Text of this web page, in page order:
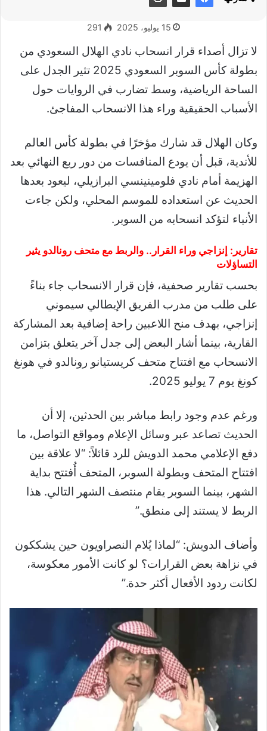
15 يوليو، 2025 291
لا تزال أصداء قرار انسحاب نادي الهلال السعودي من
بطولة كأس السوبر السعودي 2025 تثير الجدل على
الساحة الرياضية، وسط تضارب في الروايات حول
الأسباب الحقيقية وراء هذا الانسحاب المفاجئ.
وكان الهلال قد شارك مؤخرًا في بطولة كأس العالم
للأندية، قبل أن يودع المنافسات من دور ربع النهائي بعد
الهزيمة أمام نادي فلومينينسي البرازيلي، ليعود بعدها
الحديث عن استعداده للموسم المحلي، ولكن جاءت
الأنباء لتؤكد انسحابه من السوبر.
تقارير: إنزاجي وراء القرار.. والربط مع متحف رونالدو يثير
التساؤلات
بحسب تقارير صحفية، فإن قرار الانسحاب جاء بناءً
على طلب من مدرب الفريق الإيطالي سيموني
إنزاجي، بهدف منح اللاعبين راحة إضافية بعد المشاركة
القارية، بينما أشار البعض إلى جدل آخر يتعلق بتزامن
الانسحاب مع افتتاح متحف كريستيانو رونالدو في هونغ
كونغ يوم 7 يوليو 2025.
ورغم عدم وجود رابط مباشر بين الحدثين، إلا أن
الحديث تصاعد عبر وسائل الإعلام ومواقع التواصل، ما
دفع الإعلامي محمد الدويش للرد قائلاً: “لا علاقة بين
افتتاح المتحف وبطولة السوبر، المتحف أُفتتح بداية
الشهر، بينما السوبر يقام منتصف الشهر التالي. هذا
الربط لا يستند إلى منطق.”
وأضاف الدويش: “لماذا يُلام النصراويون حين يشككون
في نزاهة بعض القرارات؟ لو كانت الأمور معكوسة،
لكانت ردود الأفعال أكثر حدة.”